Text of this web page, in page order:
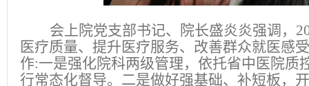
会上 院党支部书记、院长盛炎炎强调，
医疗质量、提升医疗服务、改善群众就医感
作:一是强化院科两级管理，依托省中医院质
行常态化督导。二是做好强基础、补短板，